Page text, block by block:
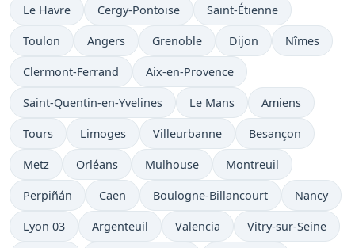
Le Havre Cergy-Pontoise Saint-Étienne
Toulon Angers Grenoble Dijon Nîmes
Clermont-Ferrand Aix-en-Provence
Saint-Quentin-en-Yvelines Le Mans Amiens
Tours Limoges Villeurbanne Besançon
Metz Orléans Mulhouse Montreuil
Perpiñán Caen Boulogne-Billancourt Nancy
Lyon 03 Argenteuil Valencia Vitry-sur-Seine